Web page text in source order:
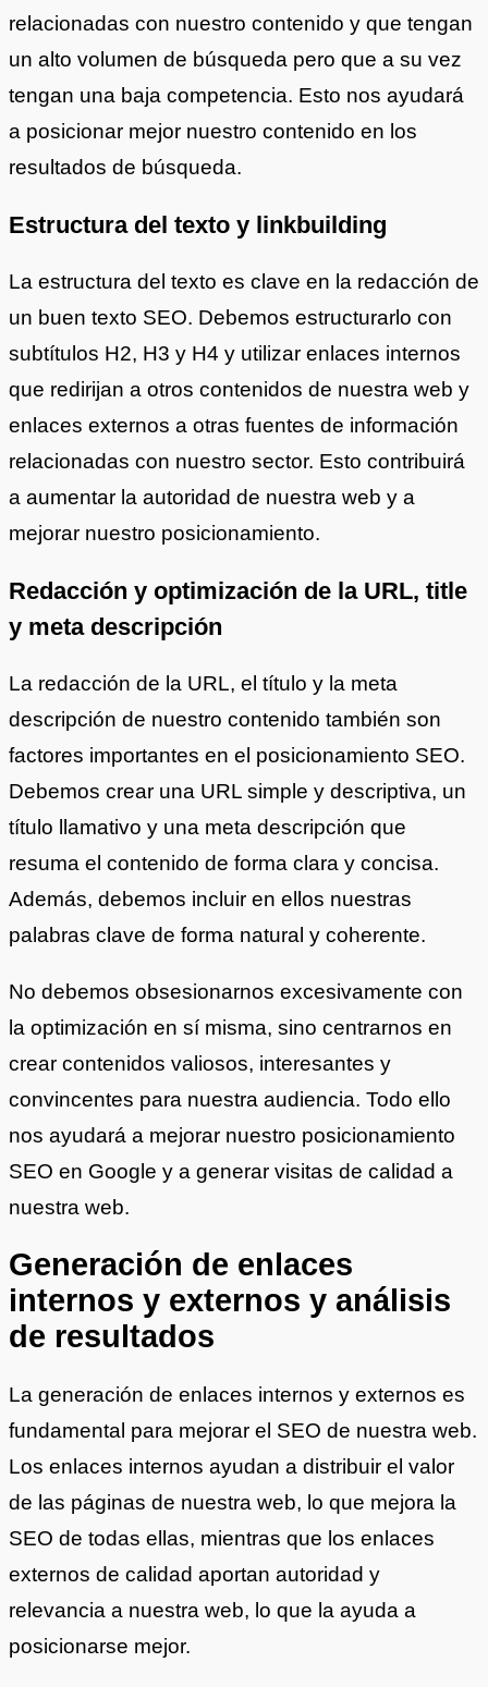
relacionadas con nuestro contenido y que tengan
un alto volumen de búsqueda pero que a su vez
tengan una baja competencia. Esto nos ayudará
a posicionar mejor nuestro contenido en los
resultados de búsqueda.
Estructura del texto y linkbuilding
La estructura del texto es clave en la redacción de
un buen texto SEO. Debemos estructurarlo con
subtítulos H2, H3 y H4 y utilizar enlaces internos
que redirijan a otros contenidos de nuestra web y
enlaces externos a otras fuentes de información
relacionadas con nuestro sector. Esto contribuirá
a aumentar la autoridad de nuestra web y a
mejorar nuestro posicionamiento.
Redacción y optimización de la URL, title
y meta descripción
La redacción de la URL, el título y la meta
descripción de nuestro contenido también son
factores importantes en el posicionamiento SEO.
Debemos crear una URL simple y descriptiva, un
título llamativo y una meta descripción que
resuma el contenido de forma clara y concisa.
Además, debemos incluir en ellos nuestras
palabras clave de forma natural y coherente.
No debemos obsesionarnos excesivamente con
la optimización en sí misma, sino centrarnos en
crear contenidos valiosos, interesantes y
convincentes para nuestra audiencia. Todo ello
nos ayudará a mejorar nuestro posicionamiento
SEO en Google y a generar visitas de calidad a
nuestra web.
Generación de enlaces
internos y externos y análisis
de resultados
La generación de enlaces internos y externos es
fundamental para mejorar el SEO de nuestra web.
Los enlaces internos ayudan a distribuir el valor
de las páginas de nuestra web, lo que mejora la
SEO de todas ellas, mientras que los enlaces
externos de calidad aportan autoridad y
relevancia a nuestra web, lo que la ayuda a
posicionarse mejor.